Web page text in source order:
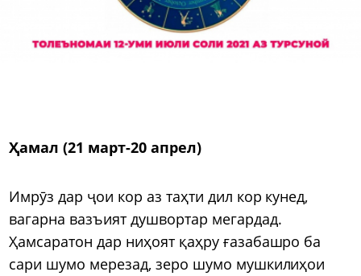
Ҳамал (21 март-20 апрел)
Имрӯз дар ҷои кор аз таҳти дил кор кунед,
вагарна вазъият душвортар мегардад.
Ҳамсаратон дар ниҳоят қаҳру ғазабашро ба
сари шумо мерезад, зеро шумо мушкилиҳои